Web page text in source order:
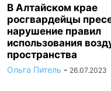
В Алтайском крае
росгвардейцы
нарушение правил
использования
пространства
Ольга Питель - 26.07.2023